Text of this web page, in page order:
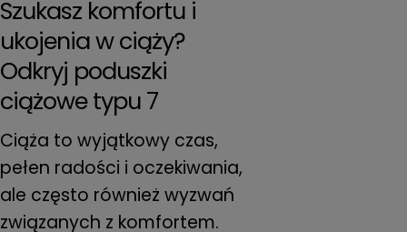
i
o
n
l
e
c
t
Szukasz komfortu i
ukojenia w ciąży?
Odkryj poduszki
ciążowe typu 7
Ciąża to wyjątkowy czas,
pełen radości i oczekiwania,
ale często również wyzwań
związanych z komfortem.